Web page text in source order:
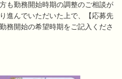
も勤務開始時期の調整のご相談が
進んでいただいた上で、【応募先
務開始の希望時期をご記入くださ